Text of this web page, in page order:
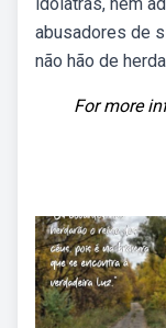
abusadores de
não hão de
For more